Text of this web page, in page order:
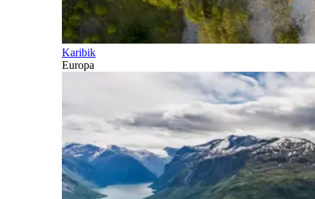
Karibik
Europa